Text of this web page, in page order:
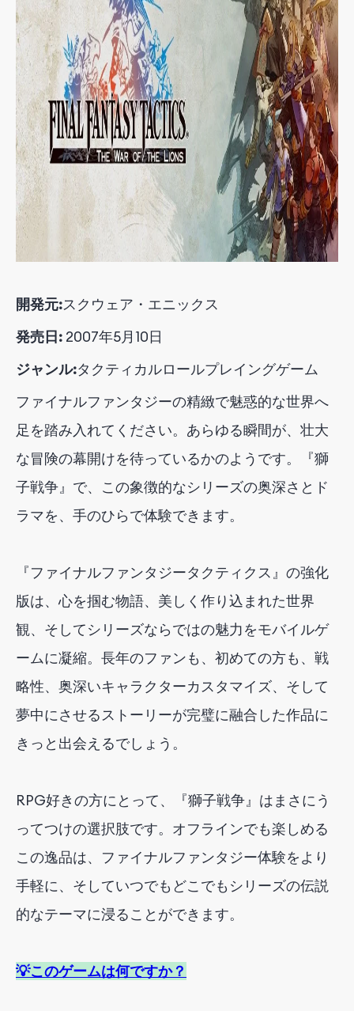
開発元:スクウェア・エニックス
発売日: 2007年5月10日
ジャンル:タクティカルロールプレイングゲーム
ファイナルファンタジーの精緻で魅惑的な世界へ
足を踏み入れてください。あらゆる瞬間が、壮大
な冒険の幕開けを待っているかのようです。『獅
子戦争』で、この象徴的なシリーズの奥深さとド
ラマを、手のひらで体験できます。
『ファイナルファンタジータクティクス』の強化
版は、心を掴む物語、美しく作り込まれた世界
観、そしてシリーズならではの魅力をモバイルゲ
ームに凝縮。長年のファンも、初めての方も、戦
略性、奥深いキャラクターカスタマイズ、そして
夢中にさせるストーリーが完璧に融合した作品に
きっと出会えるでしょう。
RPG好きの方にとって、『獅子戦争』はまさにう
ってつけの選択肢です。オフラインでも楽しめる
この逸品は、ファイナルファンタジー体験をより
手軽に、そしていつでもどこでもシリーズの伝説
的なテーマに浸ることができます。
💡このゲームは何ですか？